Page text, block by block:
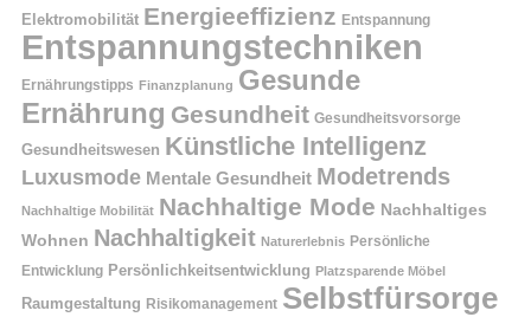
Elektromobilität Energieeffizienz Entspannung
Entspannungstechniken
Ernährungstipps Finanzplanung Gesunde
Ernährung Gesundheit Gesundheitsvorsorge
Gesundheitswesen Künstliche Intelligenz
Luxusmode Mentale Gesundheit Modetrends
Nachhaltige Mobilität Nachhaltige Mode Nachhaltiges
Wohnen Nachhaltigkeit Naturerlebnis Persönliche
Entwicklung Persönlichkeitsentwicklung Platzsparende Möbel
Raumgestaltung Risikomanagement Selbstfürsorge